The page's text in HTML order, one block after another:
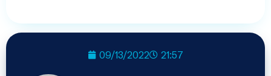
09/13/2022 21:57